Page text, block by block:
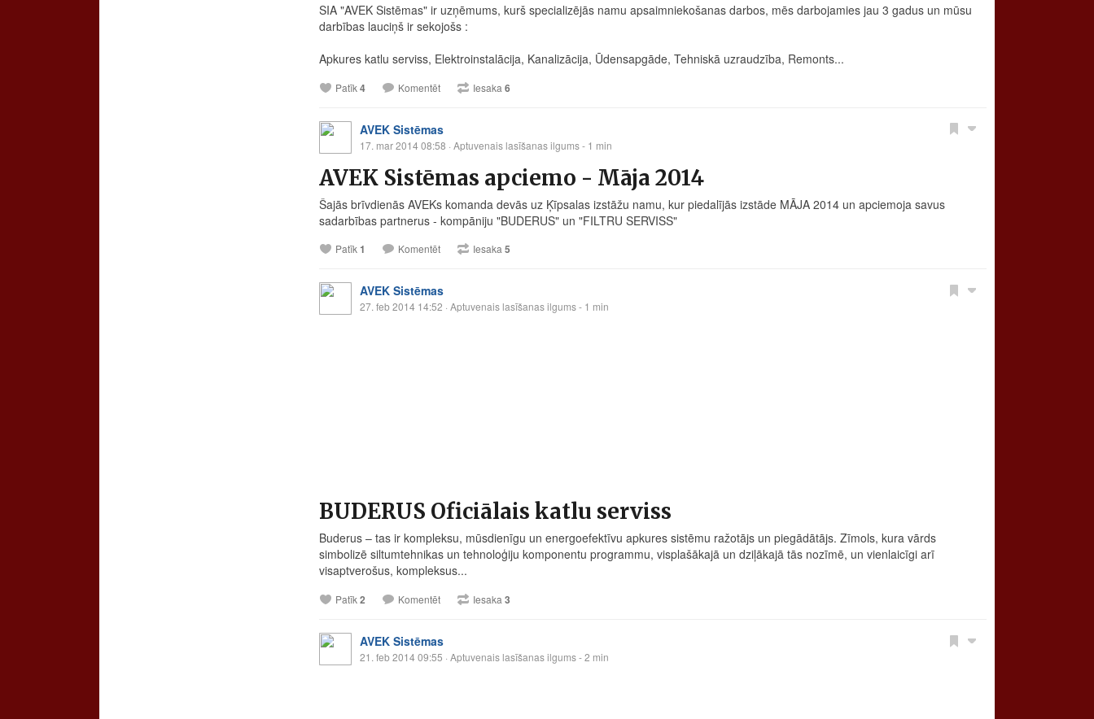
SIA "AVEK Sistēmas" ir uzņēmums, kurš specializējās namu apsaimniekošanas darbos, mēs darbojamies jau 3 gadus un mūsu
darbības lauciņš ir sekojošs :
Apkures katlu serviss, Elektroinstalācija, Kanalizācija, Ūdensapgāde, Tehniskā uzraudzība, Remonts...
Patīk4 Komentēt Iesaka 6
AVEK Sistēmas
17. mar 2014 08:58 · Aptuvenais lasīšanas ilgums - 1 min
AVEK Sistēmas apciemo - Māja 2014
Šajās brīvdienās AVEKs komanda devās uz Ķīpsalas izstāžu namu, kur piedalījās izstāde MĀJA 2014 un apciemoja savus
sadarbības partnerus - kompāniju "BUDERUS" un "FILTRU SERVISS"
Patīk1 Komentēt Iesaka5
AVEK Sistēmas
27. feb 2014 14:52 · Aptuvenais lasīšanas ilgums - 1 min
BUDERUS Oficiālais katlu serviss
Buderus – tas ir kompleksu, mūsdienīgu un energoefektīvu apkures sistēmu ražotājs un piegādātājs. Zīmols, kura vārds
simbolizē siltumtehnikas un tehnoloģiju komponentu programmu, visplašākajā un dziļākajā tās nozīmē, un vienlaicīgi arī
visaptverošus, kompleksus...
Patīk2 Komentēt Iesaka 3
AVEK Sistēmas
21. feb 2014 09:55 · Aptuvenais lasīšanas ilgums - 2 min